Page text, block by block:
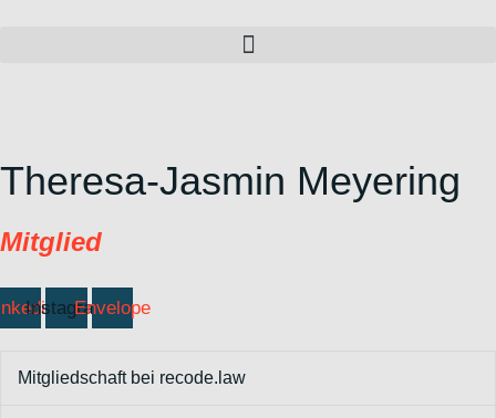
Theresa-Jasmin Meyering
Mitglied
InstagramEnvelope
Mitgliedschaft bei recode.law